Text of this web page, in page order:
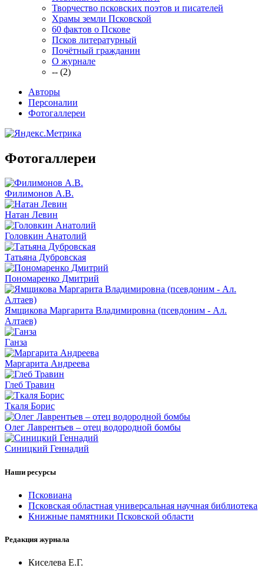
Творчество псковских поэтов и писателей
Храмы земли Псковской
60 фактов о Пскове
Псков литературный
Почётный гражданин
О журнале
-- (2)
Авторы
Персоналии
Фотогаллереи
Фотогаллереи
Филимонов А.В.
Натан Левин
Головкин Анатолий
Татьяна Дубровская
Пономаренко Дмитрий
Ямщикова Маргарита Владимировна (псевдоним - Ал.
Алтаев)
Ганза
Маргарита Андреева
Глеб Травин
Ткаля Борис
Олег Лаврентьев – отец водородной бомбы
Синицкий Геннадий
Наши ресурсы
Псковиана
Псковская областная универсальная научная библиотека
Книжные памятники Псковской области
Редакция журнала
Киселева Е.Г.